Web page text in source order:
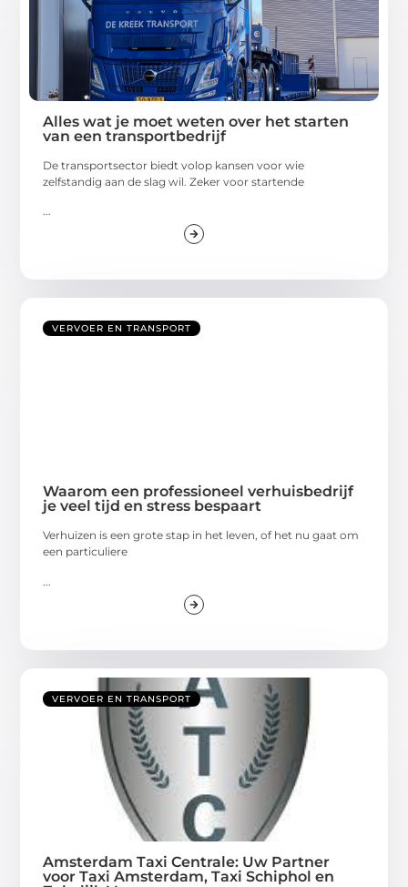
Alles wat je moet weten over het starten
van een transportbedrijf
De transportsector biedt volop kansen voor wie
zelfstandig aan de slag wil. Zeker voor startende
...
VERVOER EN TRANSPORT
Waarom een professioneel verhuisbedrijf
je veel tijd en stress bespaart
Verhuizen is een grote stap in het leven, of het nu gaat om
een particuliere
VERVOER EN TRANSPORT
Amsterdam Taxi Centrale: Uw Partner
voor Taxi Amsterdam, Taxi Schiphol en